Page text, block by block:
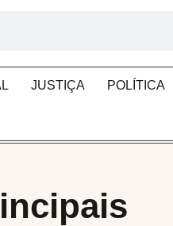
JUSTIÇA POLÍTICA